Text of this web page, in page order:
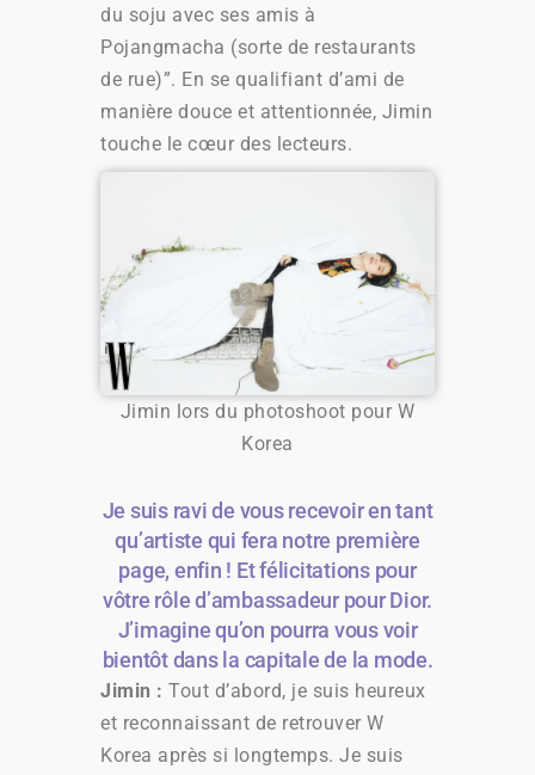
du soju avec ses amis à
Pojangmacha (sorte de restaurants
de rue)”. En se qualifiant d’ami de
manière douce et attentionnée, Jimin
touche le cœur des lecteurs.
Jimin lors du photoshoot pour W
Korea
Je suis ravi de vous recevoir en tant
qu’artiste qui fera notre première
page, enfin ! Et félicitations pour
vôtre rôle d’ambassadeur pour Dior.
J’imagine qu’on pourra vous voir
bientôt dans la capitale de la mode.
Jimin : Tout d’abord, je suis heureux
et reconnaissant de retrouver W
Korea après si longtemps. Je suis